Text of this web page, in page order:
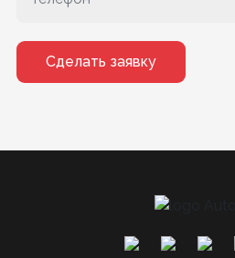
Сделать заявку